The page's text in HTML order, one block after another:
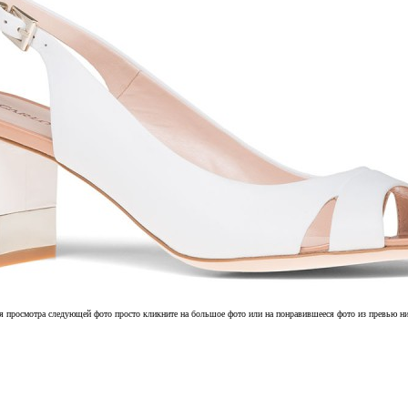
просмотра следующей фото просто кликните на большое фото или на понравившееся фото из превью